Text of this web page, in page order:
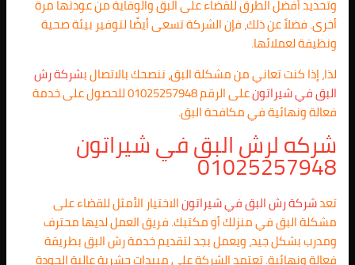
وتحديد أفضل الطرق للقضاء على البق والوقاية من عودتها مرة
أخرى. فضلاً عن ذلك، فإن الشركة تسعى أيضًا لتوفير بيئة صحية
ونظيفة لعملائها.
لذا، إذا كنت تعاني من مشكلة البق، ننصحك بالاتصال بشركة رش
البق في شيراتون
على الرقم 01025257948 للحصول على خدمة
فعالة ونهائية في مكافحة البق.
شركه لرش البق في شيراتون
01025257948
تعدشركة رش البق في شيراتونالاختيار الأمثل للقضاء على
مشكلة البق في منزلك أو مكتبك. فريق العمل لديها محترف
ومدرب بشكل جيد، ويعمل بجد لتقديم خدمة رش البق بطريقة
فعالة ونهائية. تعتمد الشركة على مبيدات حشرية عالية الجودة